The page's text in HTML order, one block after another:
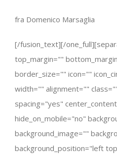
fra Domenico Marsaglia
[/fusion_text][/
top_margin=""
border_size="" icon=""
width="" alignment=""
spacing="yes"
hide_on_mobile="no"
background_image=""
background_position="left